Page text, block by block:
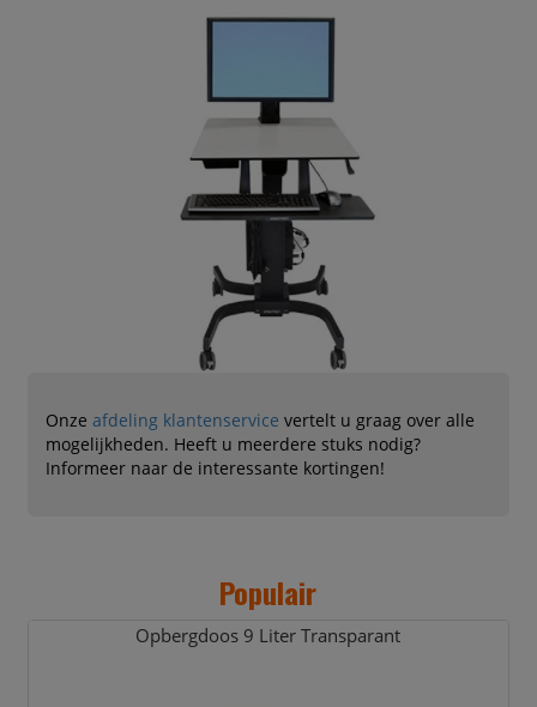
Onze afdeling klantenservice vertelt u graag over alle
mogelijkheden. Heeft u meerdere stuks nodig?
Informeer naar de interessante kortingen!
Populair
Opbergdoos 9 Liter Transparant